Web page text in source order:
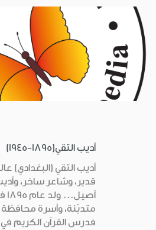
أديب التقي(1895-1945)
أديب التقي (البغدادي)
قدير، وشاعر ساخر،
متديّنة، وأسرة محافظة
فدرس القرآن الكريم في